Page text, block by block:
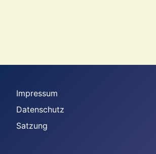
Impressum
Datenschutz
Satzung